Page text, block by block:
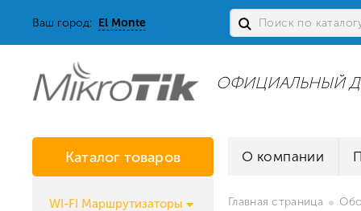
Ваш город: El Monte
ОФИЦИАЛЬНЫЙ
Каталог товаров
WI-FI Маршрутизаторы
О компании
Главная страница